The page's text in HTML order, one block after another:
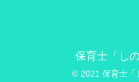
保育士「し
© 2021 保育士「